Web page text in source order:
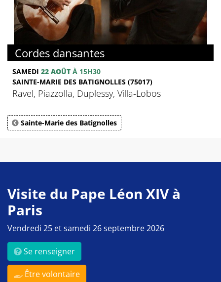
Cordes dansantes
SAMEDI 22 AOÛT À 15H30
SAINTE-MARIE DES BATIGNOLLES (75017)
Ravel, Piazzolla, Duplessy, Villa-Lobos
Sainte-Marie des Batignolles
Visite du Pape Léon XIV à
Paris
Vendredi 25 et samedi 26 septembre 2026
Se renseigner
Être volontaire